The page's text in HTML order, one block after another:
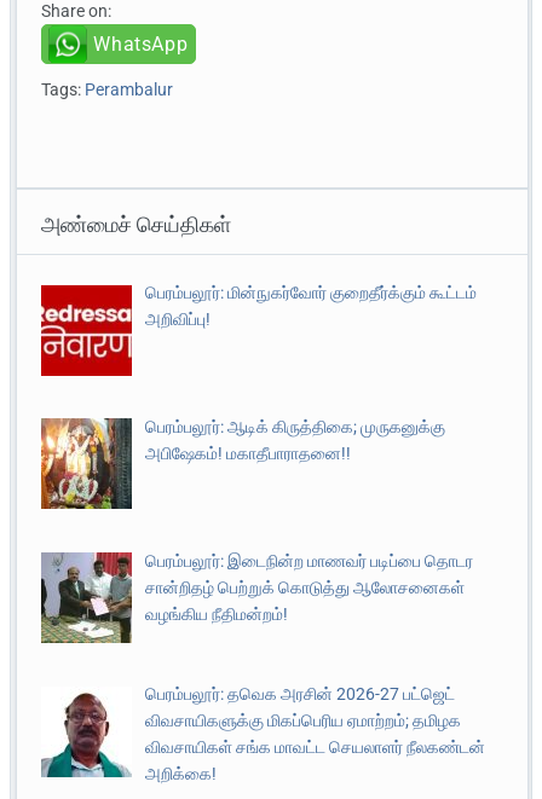
Share on:
WhatsApp
Tags: Perambalur
அண்மைச் செய்திகள்
பெரம்பலூர்: மின்நுகர்வோர் குறைதீர்க்கும் கூட்டம்
அறிவிப்பு!
பெரம்பலூர்: ஆடிக் கிருத்திகை; முருகனுக்கு
அபிஷேகம்! மகாதீபாராதனை!!
பெரம்பலூர்: இடைநின்ற மாணவர் படிப்பை தொடர
சான்றிதழ் பெற்றுக் கொடுத்து ஆலோசனைகள்
வழங்கிய நீதிமன்றம்!
பெரம்பலூர்: தவெக அரசின் 2026-27 பட்ஜெட்
விவசாயிகளுக்கு மிகப்பெரிய ஏமாற்றம்; தமிழக
விவசாயிகள் சங்க மாவட்ட செயலாளர் நீலகண்டன்
அறிக்கை!